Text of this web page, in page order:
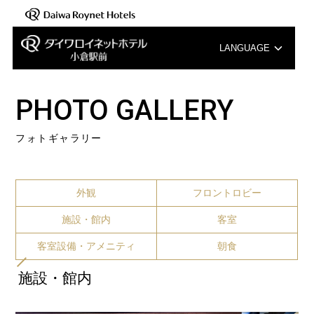
LANGUAGE
中文（簡体字）
PHOTO GALLERY
フォトギャラリー
外観 フロントロビー
施設・館内 客室
客室設備・アメニティ 朝食
施設・館内